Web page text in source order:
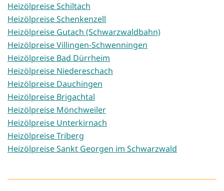
Heizölpreise Schiltach
Heizölpreise Schenkenzell
Heizölpreise Gutach (Schwarzwaldbahn)
Heizölpreise Villingen-Schwenningen
Heizölpreise Bad Dürrheim
Heizölpreise Niedereschach
Heizölpreise Dauchingen
Heizölpreise Brigachtal
Heizölpreise Mönchweiler
Heizölpreise Unterkirnach
Heizölpreise Triberg
Heizölpreise Sankt Georgen im Schwarzwald